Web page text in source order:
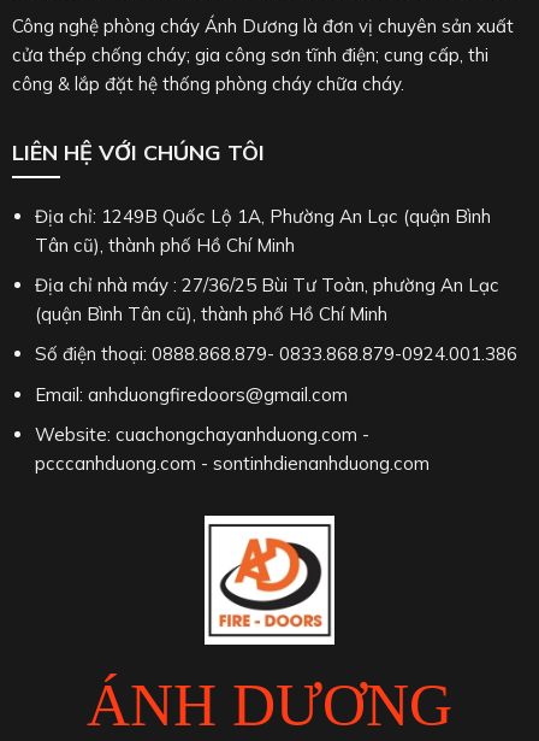
Công nghệ phòng cháy Ánh Dương là đơn vị chuyên sản xuất
cửa thép chống cháy; gia công sơn tĩnh điện; cung cấp, thi
công & lắp đặt hệ thống phòng cháy chữa cháy.
ÁNH DƯƠNG
LIÊN HỆ VỚI CHÚNG TÔI
Địa chỉ: 1249B Quốc Lộ 1A, Phường An Lạc (quận Bình
Tân cũ), thành phố Hồ Chí Minh
Địa chỉ nhà máy : 27/36/25 Bùi Tư Toàn, phường An Lạc
(quận Bình Tân cũ), thành phố Hồ Chí Minh
Số điện thoại: 0888.868.879- 0833.868.879-0924.001.386
Email: anhduongfiredoors@gmail.com
Website: cuachongchayanhduong.com -
pcccanhduong.com - sontinhdienanhduong.com